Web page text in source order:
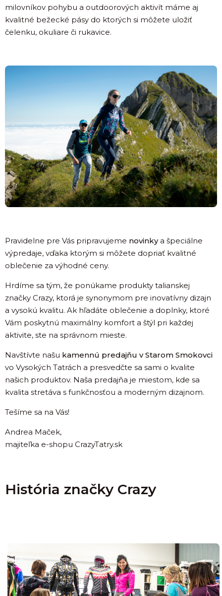
milovníkov pohybu a outdoorových aktivít máme aj
kvalitné bežecké pásy do ktorých si môžete uložiť
čelenku, okuliare či rukavice.
Pravidelne pre Vás pripravujeme novinkya špeciálne
výpredaje, vďaka ktorým si môžete dopriať kvalitné
oblečenie za výhodné ceny.
Hrdíme sa tým, že ponúkame produkty talianskej
značky Crazy, ktorá je synonymom pre inovatívny dizajn
a vysokú kvalitu. Ak hľadáte oblečenie a doplnky, ktoré
Vám poskytnú maximálny komfort a štýl pri každej
aktivite, ste na správnom mieste.
Navštívte našu kamennú predajňu v Starom Smokovci
vo Vysokých Tatrách a presvedčte sa sami o kvalite
našich produktov. Naša predajňa je miestom, kde sa
kvalita stretáva s funkčnosťou a moderným dizajnom.
Tešíme sa na Vás!
Andrea Maček,
majiteľka e-shopu CrazyTatry.sk
História značky Crazy